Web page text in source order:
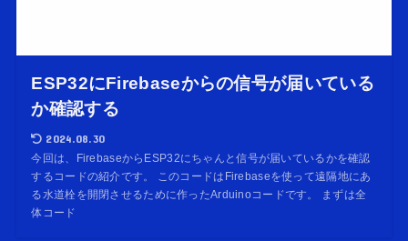
ESP32にFirebaseからの信号が届いている
か確認する
2024.08.30
今回は、FirebaseからESP32にちゃんと信号が届いているかを確認
するコードの紹介です。 このコードはFirebaseを使って遠隔地にあ
る水道栓を開閉させるために作ったArduinoコードです。 まずは全
体コード